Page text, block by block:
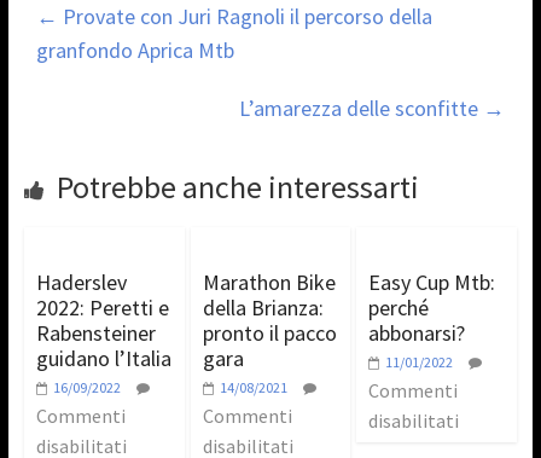
← Provate con Juri Ragnoli il percorso della
granfondo Aprica Mtb
L’amarezza delle sconfitte →
Potrebbe anche interessarti
Haderslev
2022: Peretti e
Rabensteiner
guidano l’Italia
16/09/2022
Commenti
disabilitati
Marathon Bike
della Brianza:
pronto il pacco
gara
14/08/2021
Commenti
disabilitati
Easy Cup Mtb:
perché
abbonarsi?
11/01/2022
Commenti
disabilitati